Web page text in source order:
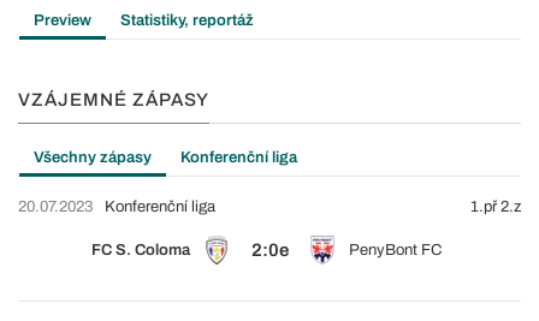
Preview Statistiky, reportáž
VZÁJEMNÉ ZÁPASY
Všechny zápasy Konferenční liga
20.07.2023
FC S. Coloma 2:0e PenyBont FC
Konferenční liga 1.př 2.z